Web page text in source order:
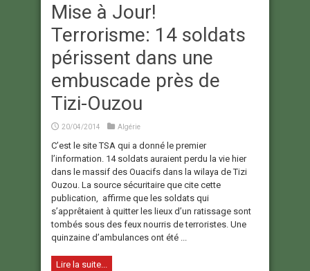
Mise à Jour!
Terrorisme: 14 soldats
périssent dans une
embuscade près de
Tizi-Ouzou
20/04/2014 Algérie
C’est le site TSA qui a donné le premier
l’information. 14 soldats auraient perdu la vie hier
dans le massif des Ouacifs dans la wilaya de Tizi
Ouzou. La source sécuritaire que cite cette
publication, affirme que les soldats qui
s’apprêtaient à quitter les lieux d’un ratissage sont
tombés sous des feux nourris de terroristes. Une
quinzaine d’ambulances ont été ...
Lire la suite...